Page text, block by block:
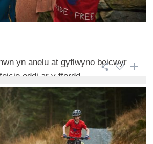
yn anelu at gyflwyno beicwyr
oddi ar y ffordd ...